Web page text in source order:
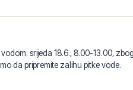
srijeda 18.6., 8.00-13.00,
da pripremite zalihu pitke vode.